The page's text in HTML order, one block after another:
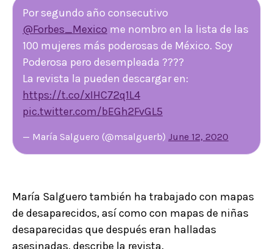
Por segundo año consecutivo
@Forbes_Mexico me nombro en la lista de las
100 mujeres más poderosas de México. Soy
Poderosa pero desempleada ????
La revista la pueden descargar en:
https://t.co/xIHC72q1L4
pic.twitter.com/bEGh2FvGL5
— María Salguero (@msalguerb) June 12, 2020
María Salguero también ha trabajado con mapas
de desaparecidos, así como con mapas de niñas
desaparecidas que después eran halladas
asesinadas, describe la revista.